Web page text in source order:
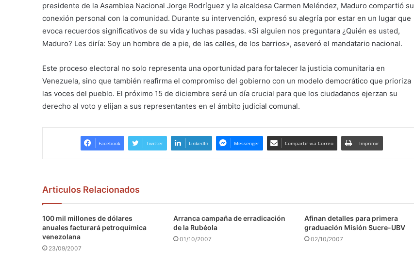
presidente de la Asamblea Nacional Jorge Rodríguez y la alcaldesa Carmen Meléndez, Maduro compartió su
conexión personal con la comunidad. Durante su intervención, expresó su alegría por estar en un lugar que
evoca recuerdos significativos de su vida y luchas pasadas. «Si alguien nos preguntara ¿Quién es usted,
Maduro? Les diría: Soy un hombre de a pie, de las calles, de los barrios», aseveró el mandatario nacional.
Este proceso electoral no solo representa una oportunidad para fortalecer la justicia comunitaria en
Venezuela, sino que también reafirma el compromiso del gobierno con un modelo democrático que prioriza
las voces del pueblo. El próximo 15 de diciembre será un día crucial para que los ciudadanos ejerzan su
derecho al voto y elijan a sus representantes en el ámbito judicial comunal.
Facebook Twitter LinkedIn Messenger Compartir via Correo Imprimir
Articulos Relacionados
100 mil millones de dólares
anuales facturará petroquímica
venezolana
23/09/2007
Arranca campaña de erradicación
de la Rubéola
01/10/2007
Afinan detalles para primera
graduación Misión Sucre-UBV
02/10/2007